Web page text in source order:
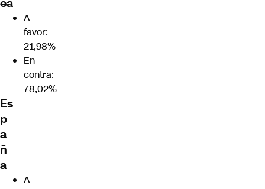
ea
A
favor:
21,98%
En
contra:
78,02%
Es
p
a
ñ
a
A